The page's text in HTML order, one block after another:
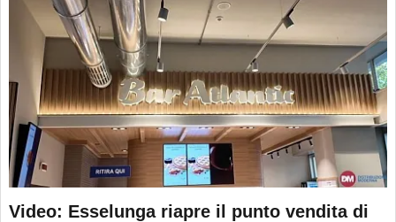
Video: Esselunga riapre il punto vendita di